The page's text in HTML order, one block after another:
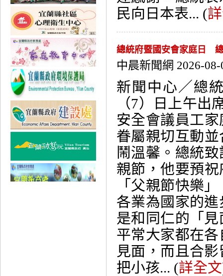
民向日本表... (
總統府暨國安會家庭日
中晨新聞網 2026-08-
新聞中心／總
（7）日上午出
安全會議員工
眷屬親切互動
鬧溫馨。總統
親節，他要預
「父親節快樂
各業為國家的
是和同仁的「
平常大家都在
見面，而且合
把小孩... (詳全文